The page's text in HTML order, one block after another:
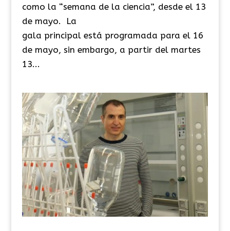
como la “semana de la ciencia”, desde el 13
de mayo. La
gala principal está programada para el 16
de mayo, sin embargo, a partir del martes
13...